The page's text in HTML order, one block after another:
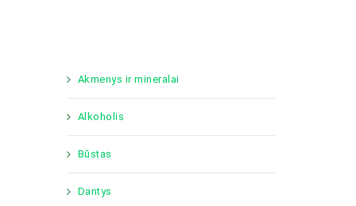
Akmenys ir mineralai
Alkoholis
Būstas
Dantys